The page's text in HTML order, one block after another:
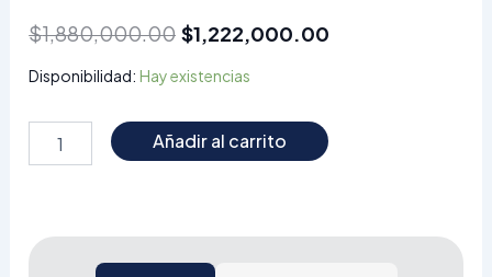
$1,880,000.00 $1,222,000.00
Disponibilidad: Hay existencias
Añadir al carrito